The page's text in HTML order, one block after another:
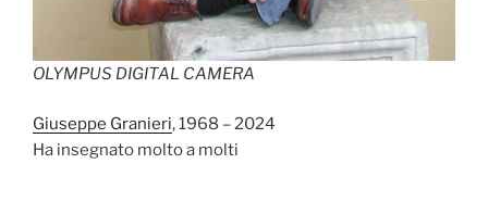
OLYMPUS DIGITAL CAMERA
Giuseppe Granieri, 1968 – 2024
Ha insegnato molto a molti